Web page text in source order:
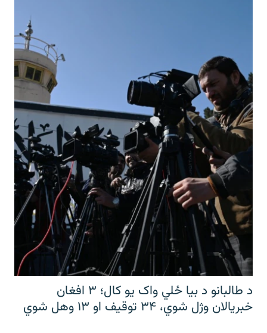
د طالبانو د بیا ځلي واک یو کال؛ ۳ افغان
خبریالان وژل شوي، ۳۴ توقیف او ۱۳ وهل شوي